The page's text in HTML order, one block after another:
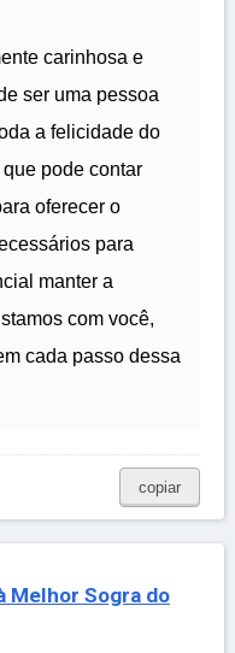
carinhosa e
ser uma pessoa
a felicidade do
pode contar
oferecer o
para
manter a
com você,
cada passo dessa
copiar
Melhor Sogra do